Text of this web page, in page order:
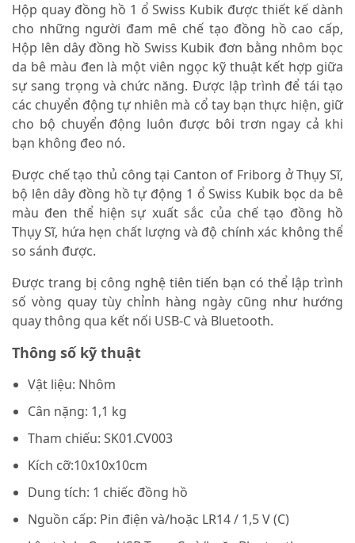
Hộp quay đồng hồ 1 ổ Swiss Kubik được thiết kế dành
cho những người đam mê chế tạo đồng hồ cao cấp,
Hộp lên dây đồng hồ Swiss Kubik đơn bằng nhôm bọc
da bê màu đen là một viên ngọc kỹ thuật kết hợp giữa
sự sang trọng và chức năng. Được lập trình để tái tạo
các chuyển động tự nhiên mà cổ tay bạn thực hiện, giữ
cho bộ chuyển động luôn được bôi trơn ngay cả khi
bạn không đeo nó.
Được chế tạo thủ công tại Canton of Friborg ở Thụy Sĩ,
bộ lên dây đồng hồ tự động 1 ổ Swiss Kubik bọc da bê
màu đen thể hiện sự xuất sắc của chế tạo đồng hồ
Thụy Sĩ, hứa hẹn chất lượng và độ chính xác không thể
so sánh được.
Được trang bị công nghệ tiên tiến bạn có thể lập trình
số vòng quay tùy chỉnh hàng ngày cũng như hướng
quay thông qua kết nối USB-C và Bluetooth.
Thông số kỹ thuật
Vật liệu: Nhôm
Cân nặng: 1,1 kg
Tham chiếu: SK01.CV003
Kích cỡ:10x10x10cm
Dung tích: 1 chiếc đồng hồ
Nguồn cấp: Pin điện và/hoặc LR14 / 1,5 V (C)